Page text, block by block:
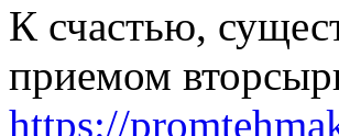
К счастью,
приемом
https://